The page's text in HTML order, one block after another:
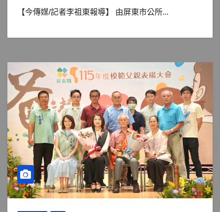
【今傳媒/記者李祖東報導】 由屏東市公所...